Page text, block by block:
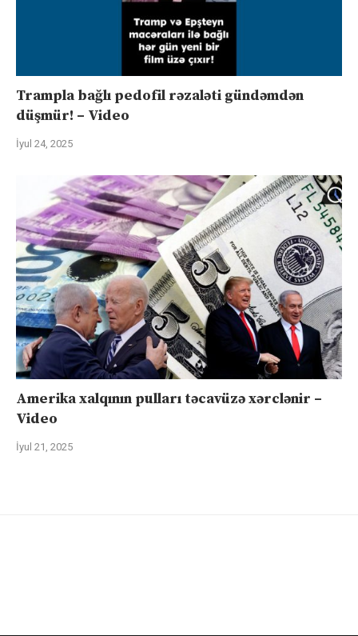
Trampla bağlı pedofil rəzaləti gündəmdən
düşmür! – Video
İyul 24, 2025
Amerika xalqının pulları təcavüzə xərclənir –
Video
İyul 21, 2025